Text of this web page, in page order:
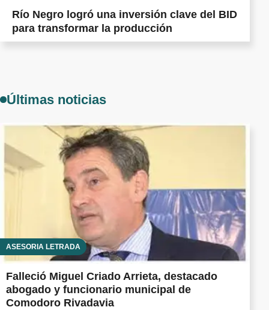
Río Negro logró una inversión clave del BID
para transformar la producción
Últimas noticias
ASESORÍA LETRADA
Falleció Miguel Criado Arrieta, destacado
abogado y funcionario municipal de
Comodoro Rivadavia